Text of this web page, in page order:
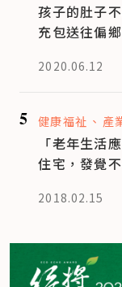
孩子的肚子
充包送往偏
2020.06.12
5 健康福祉 產
「老年生活
住宅，發覺
2018.02.15